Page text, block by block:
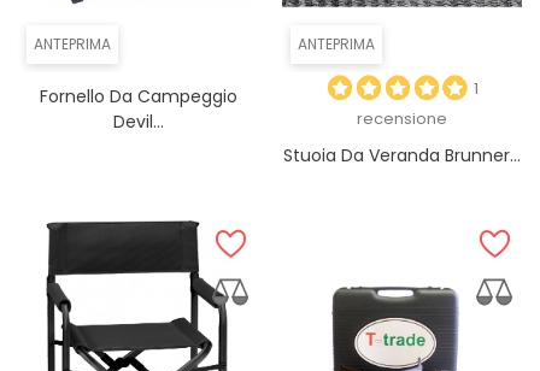
ANTEPRIMA
Fornello Da Campeggio
Devil...
ANTEPRIMA
1
recensione
Stuoia Da Veranda Brunner...